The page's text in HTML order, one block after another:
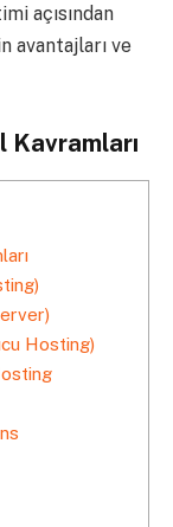
açısından
avantajları ve
Kavramları
Hosting)